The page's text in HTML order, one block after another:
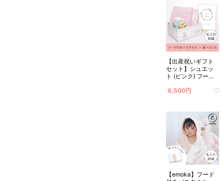
【出産祝いギフト
セット】シュエッ
ト (ピンク) フード
選べる１品 名入れ
6,500円
【emoka】フード